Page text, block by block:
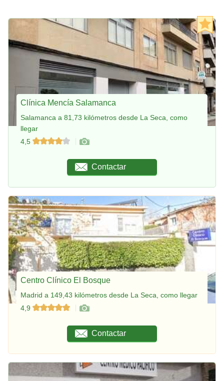
Clínica Mencía Salamanca
Salamanca a 81,73 kilómetros desde La Seca, como
llegar
4,5
Contactar
Centro Clínico El Bosque
Madrid a 149,43 kilómetros desde La Seca, como llegar
4,9
Contactar